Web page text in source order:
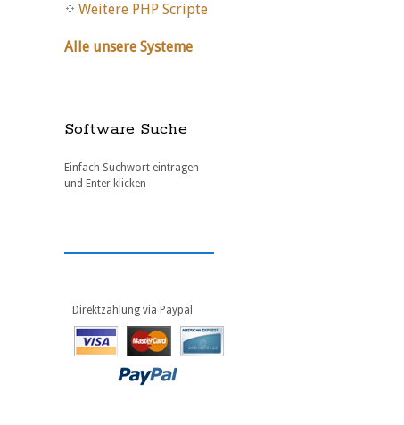
Weitere PHP Scripte
Alle unsere Systeme
Software Suche
Einfach Suchwort eintragen
und Enter klicken
Direktzahlung via Paypal